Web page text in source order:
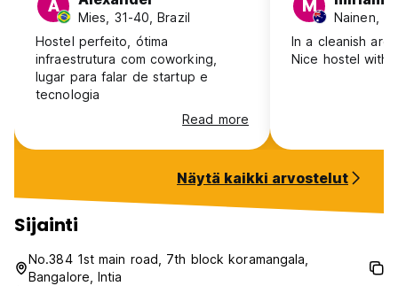
A
Mies, 31-40, Brazil
Hostel perfeito, ótima
infraestrutura com coworking,
lugar para falar de startup e
tecnologia
Read more
M
Nainen,
In a cleanish
Nice hostel with
Näytä kaikki arvostelut
Sijainti
No.384 1st main road, 7th block koramangala,
Bangalore, Intia